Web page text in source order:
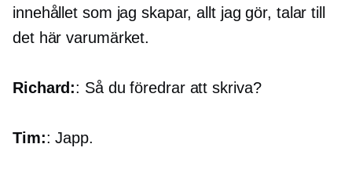
innehållet som jag skapar, allt jag gör, talar till
det här varumärket.
Richard:: Så du föredrar att skriva?
Tim:: Japp.